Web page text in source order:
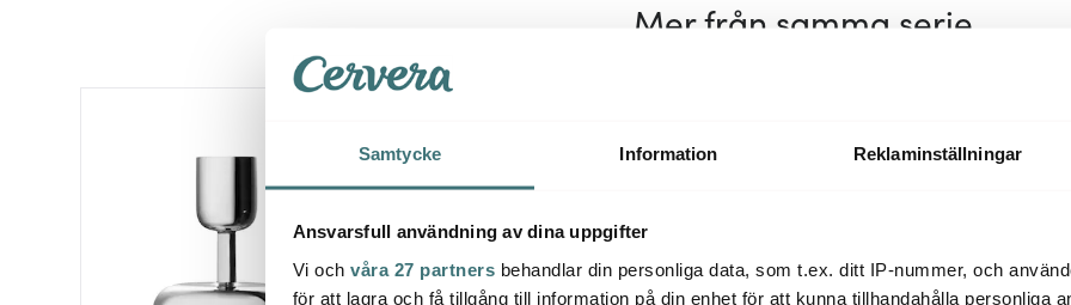
Samtycke Information Reklaminställningar
Ansvarsfull användning av dina uppgifter
Vi och våra 27 partners behandlar din personliga data, som t.ex. ditt IP-nummer, och
för att lagra och få tillgång till information på din enhet för att kunna tillhandahålla personliga
Mer från samma serie